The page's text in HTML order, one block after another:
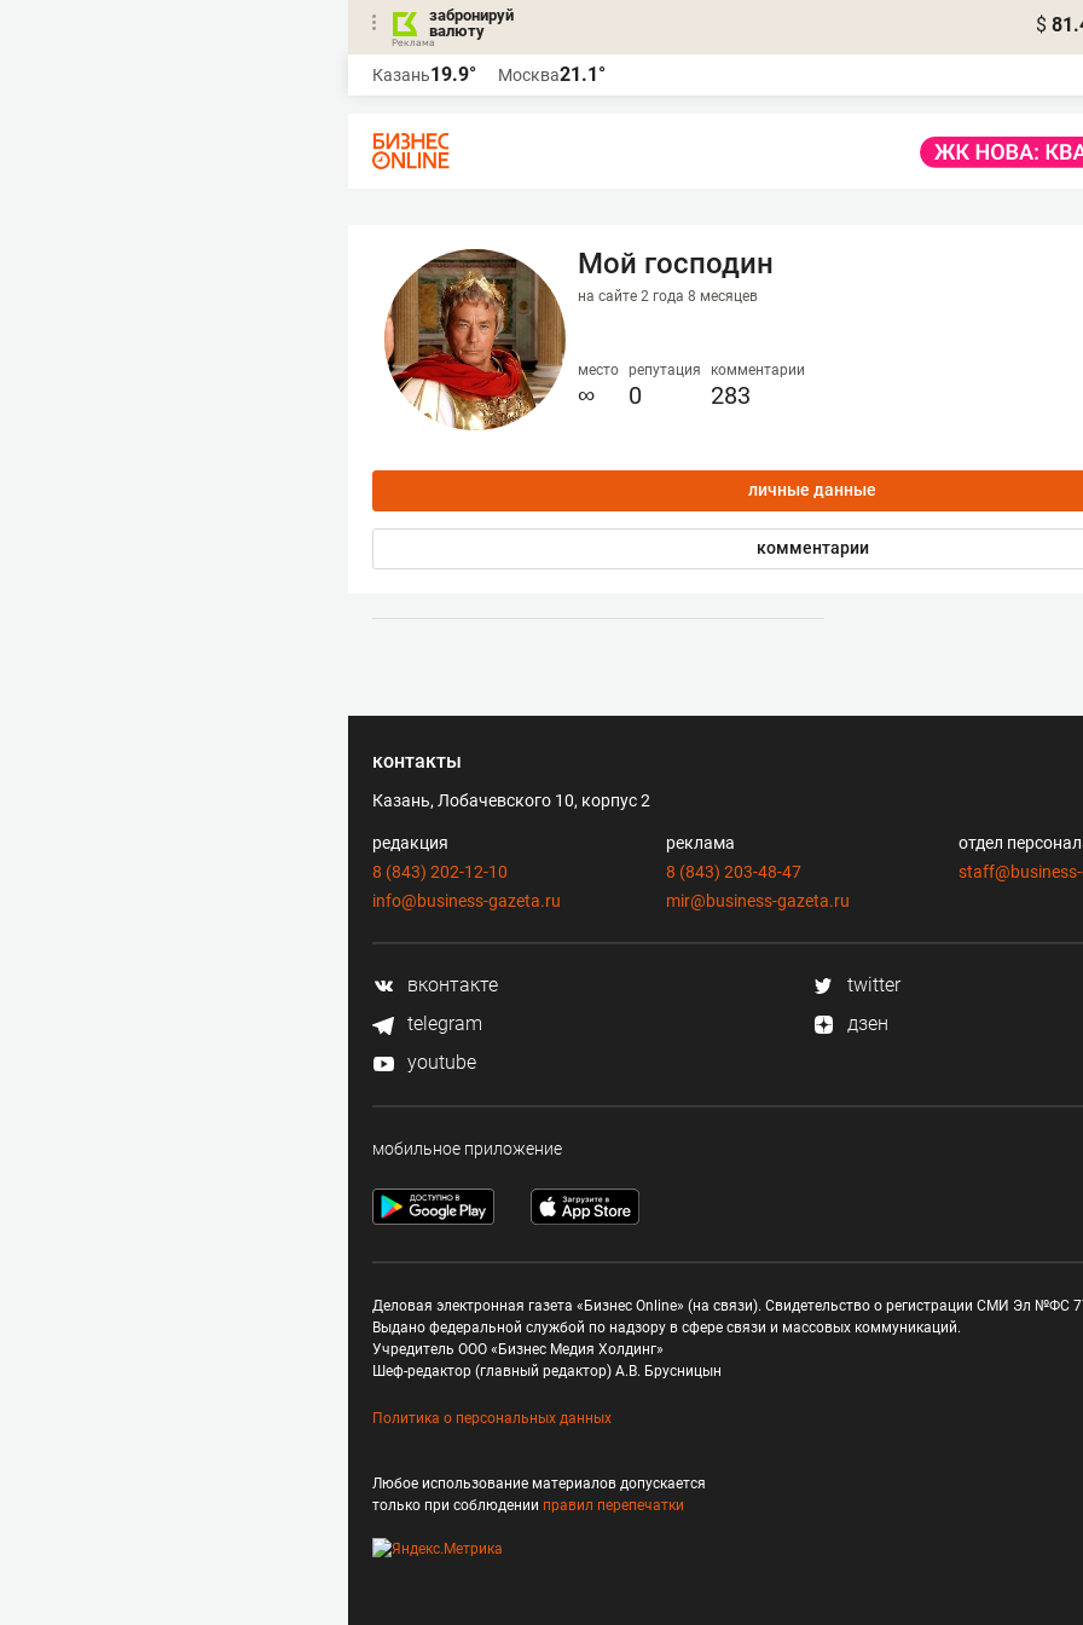
забронируй
валюту
$
Казань19.9° Москва21.1°
Мой господин
на сайте 2 года 8 месяцев
место
∞
репутация
0
комментарии
283
личные данные
комментарии
контакты
Казань, Лобачевского 10, корпус 2
редакция
8 (843) 202-12-10
info@business-gazeta.ru
реклама
8 (843) 203-48-47
mir@business-gazeta.ru
отдел
вконтакте
twitter
telegram
дзен
youtube
мобильное приложение
Деловая электронная газета «Бизнес Online» (на связи). Свидетельство о регистрации СМИ Эл №ФС
Выдано федеральной службой по надзору в сфере связи и массовых коммуникаций.
Учредитель ООО «Бизнес Медия Холдинг»
Шеф-редактор (главный редактор) А.В. Брусницын
Политика о персональных данных
Любое использование материалов допускается
только при соблюдении правил перепечатки